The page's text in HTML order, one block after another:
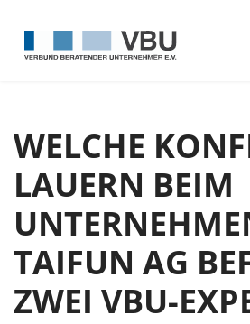
WELCHE
LAUERN BEIM
TAIFUN AG
ZWEI VBU-